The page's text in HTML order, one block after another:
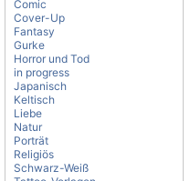
Comic
Cover-Up
Fantasy
Gurke
Horror und Tod
in progress
Japanisch
Keltisch
Liebe
Natur
Porträt
Religiös
Schwarz-Weiß